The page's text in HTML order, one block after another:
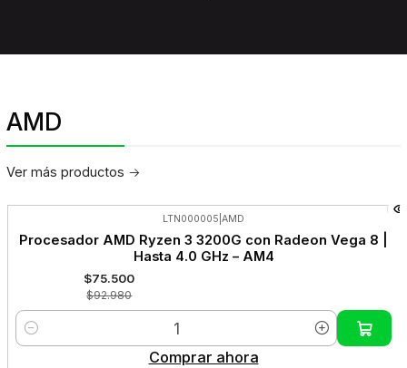
AMD
Ver más productos
-19%
OFF
LTN000005 AMD
Procesador AMD Ryzen 3 3200G con Radeon Vega 8 |
Hasta 4.0 GHz – AM4
$75.500
$92.980
Cantidad
Comprar ahora